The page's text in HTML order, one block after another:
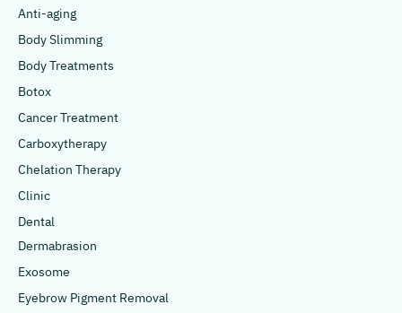
Anti-aging
Body Slimming
Body Treatments
Botox
Cancer Treatment
Carboxytherapy
Chelation Therapy
Clinic
Dental
Dermabrasion
Exosome
Eyebrow Pigment Removal